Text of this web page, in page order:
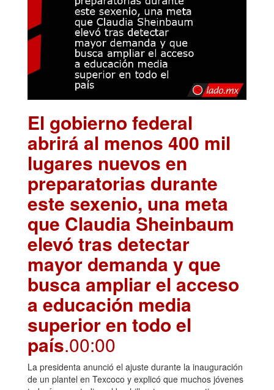
El gobierno federal
abrirá al menos 400 mil
lugares nuevos en
preparatorias durante
este sexenio, una meta
que Claudia Sheinbaum
elevó tras detectar
mayor demanda y que
busca ampliar el acceso
a educación media
superior en todo el
país.00:00
La presidenta anunció el ajuste durante la inauguración
de un plantel en Texcoco y explicó que muchos jóvenes